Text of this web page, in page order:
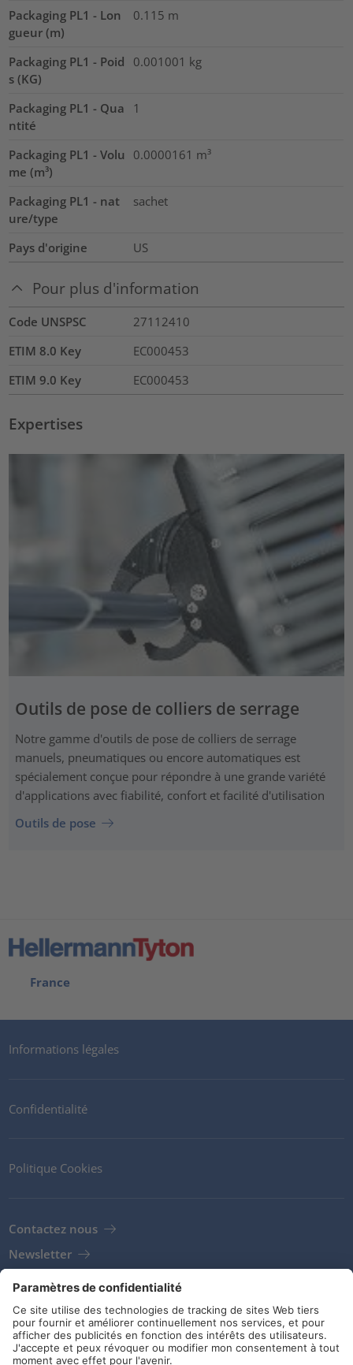
Packaging PL1 - Lon
gueur (m)
0.115 m
Packaging PL1 - Poid
s (KG)
0.001001 kg
Packaging PL1 - Qua
ntité
1
Packaging PL1 - Volu
me (m³)
0.0000161 m³
Packaging PL1 - nat
ure/type
sachet
Pays d'origine US
Pour plus d'information
Code UNSPSC
27112410
ETIM 8.0 Key
EC000453
ETIM 9.0 Key
EC000453
Expertises
Outils de pose de colliers de serrage
Notre gamme d'outils de pose de colliers de serrage
manuels, pneumatiques ou encore automatiques est
spécialement conçue pour répondre à une grande variété
d'applications avec fiabilité, confort et facilité d'utilisation
Outils de pose
France
Informations légales
Confidentialité
Politique Cookies
Contactez nous
Newsletter
Clients
Fournisseurs
Conditions de stockage